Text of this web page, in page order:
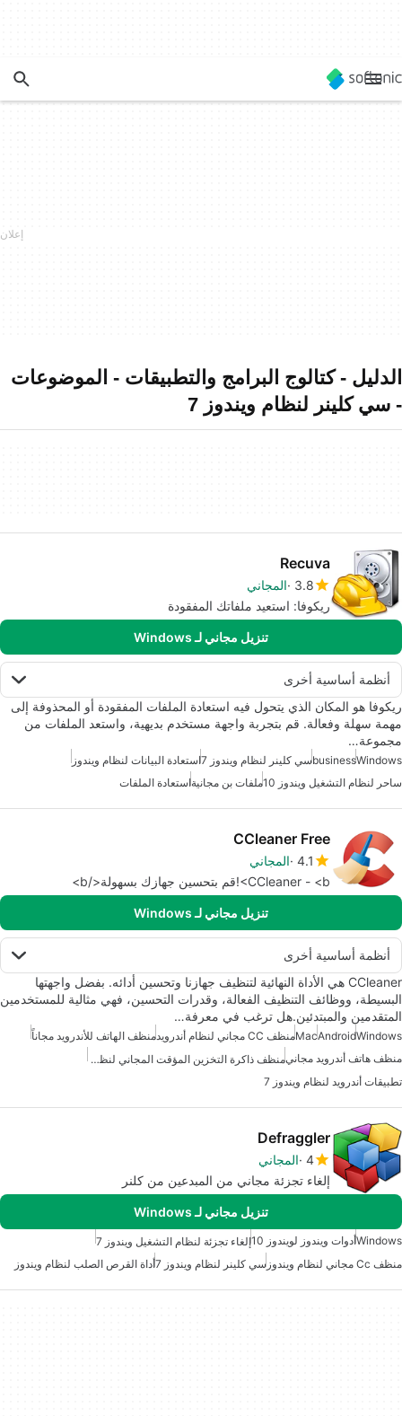
الدليل - كتالوج البرامج والتطبيقات - الموضوعات
- سي كلينر لنظام ويندوز 7
Recuva
3.8 المجاني
ريكوفا: استعيد ملفاتك المفقودة
تنزيل مجاني لـ Windows
أنظمة أساسية أخرى
ريكوفا هو المكان الذي يتحول فيه استعادة الملفات المفقودة أو المحذوفة إلى
مهمة سهلة وفعالة. قم بتجربة واجهة مستخدم بديهية، واستعد الملفات من
مجموعة…
Windows
businessسي كلينر لنظام ويندوز 7
استعادة البيانات لنظام ويندوز
ساحر لنظام التشغيل ويندوز 10
ملفات بن مجانيةاستعادة الملفات
CCleaner Free
4.1 المجاني
CCleaner - <b>!قم بتحسين جهازك بسهولة</b>
تنزيل مجاني لـ Windows
أنظمة أساسية أخرى
CCleaner هي الأداة النهائية لتنظيف جهازنا وتحسين أدائه. بفضل واجهتها
البسيطة، ووظائف التنظيف الفعالة، وقدرات التحسين، فهي مثالية للمستخدمين
المتقدمين والمبتدئين.هل ترغب في معرفة…
Windows
Android
Macمنظف CC مجاني لنظام أندرويد
منظف الهاتف للأندرويد مجاناً
منظف هاتف أندرويد مجاني
منظف ذاكرة التخزين المؤقت المجاني لنظام أندرويد
تطبيقات أندرويد لنظام ويندوز 7
Defraggler
4 المجاني
إلغاء تجزئة مجاني من المبدعين من كلنر
تنزيل مجاني لـ Windows
Windowsأدوات ويندوز لويندوز 10
إلغاء تجزئة لنظام التشغيل ويندوز 7
منظف Cc مجاني لنظام ويندوز
سي كلينر لنظام ويندوز 7 أداة القرص الصلب لنظام ويندوز